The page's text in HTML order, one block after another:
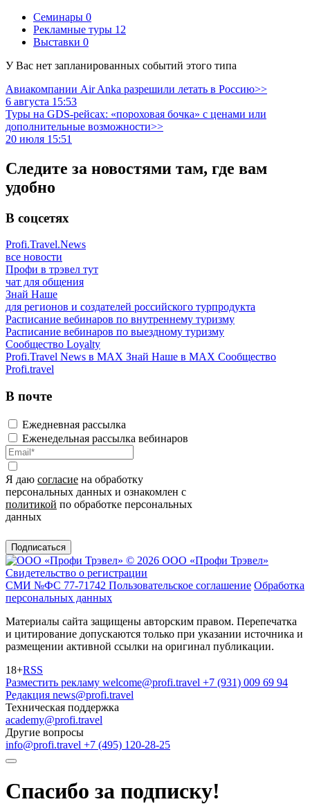
Семинары 0
Рекламные туры 12
Выставки 0
У Вас нет запланированных событий этого типа
Авиакомпании Air Anka разрешили летать в Россию>>
6 августа 15:53
Туры на GDS-рейсах: «пороховая бочка» с ценами или
дополнительные возможности>>
20 июля 15:51
Следите за новостями там, где вам
удобно
В соцсетях
Profi.Travel.News
все новости
Профи в трэвел тут
чат для общения
Знай Наше
для регионов и создателей российского турпродукта
Расписание вебинаров по внутреннему туризму
Расписание вебинаров по выездному туризму
Сообщество Loyalty
Profi.Travel News в MAX Знай Наше в MAX Сообщество
Profi.travel
В почте
Ежедневная рассылка
Еженедельная рассылка вебинаров
Я даю согласие на обработку
персональных данных и ознакомлен с
политикой по обработке персональных
данных
Подписаться
© 2026 ООО «Профи Трэвeл»
Свидетельство о регистрации
СМИ №ФС 77-71742 Пользовательское соглашение Обработка
персональных данных
Материалы сайта защищены авторским правом. Перепечатка
и цитирование допускаются только при указании источника и
размещении активной ссылки на оригинал публикации.
18+RSS
Разместить рекламу welcome@profi.travel +7 (931) 009 69 94
Редакция news@profi.travel
Техническая поддержка
academy@profi.travel
Другие вопросы
info@profi.travel +7 (495) 120-28-25
Спасибо за подписку!